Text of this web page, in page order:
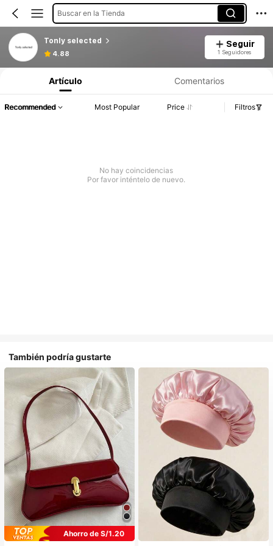
Buscar en la Tienda
Tonly selected
4.88
Seguir
1 Seguidores
Artículo Comentarios
Recommended Most Popular Price Filtros
No hay coincidencias
Por favor inténtelo de nuevo.
También podría gustarte
Ahorro de S/1.20